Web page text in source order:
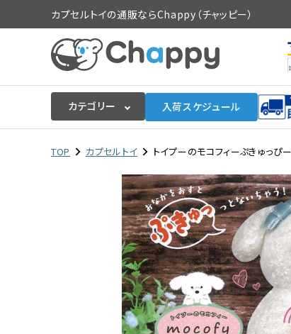
カプセルトイの通販ならChappy（チャッピー）
カテゴリー 入荷スケジュール
ログイン 会員登録
入荷スケジュールをチェック
カプセルトイマシン本体
販促用空カプセル
TOP カプセルトイ トイプーのモコフィーぷきゅっ